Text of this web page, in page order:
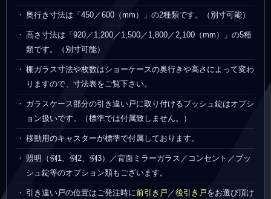
奥行き寸法は「450／600（mm）」の2種類です。（別寸可能）
高さ寸法は「920／1,200／1,500／1,800／2,100（mm）」の5種
類です。（別寸可能）
棚ガラス寸法や枚数はショーケースの奥行きや高さによって変わ
りますので、寸法表をご覧下さい。
ガラスケース部分の引き違い戸に取り付けるプッシュ錠はオプシ
ョン扱いです。（標準では付属致しません。）
移動用のキャスターが標準で付属しております。
照明（例1、例2、例3）／背面ミラーガラス／コンセント／プッ
シュ錠等のオプション類もございます。
引き違い戸の位置はご発注時に前引き戸 ／後引き戸をお選び頂け